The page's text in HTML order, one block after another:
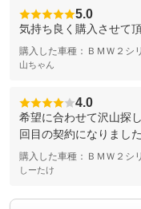
5.0
気持ち良く購入させて
購入した車種：ＢＭＷ２シ
山ちゃん
4.0
希望に合わせて沢山探
回目の契約になりました
購入した車種：ＢＭＷ２シ
しーたけ